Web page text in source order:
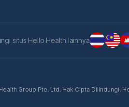
situs Hello Health lainnya
Group Pte. Ltd. Hak Cipta Dilindungi.